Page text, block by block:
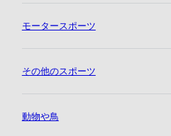
モータースポーツ
その他のスポーツ
動物や鳥